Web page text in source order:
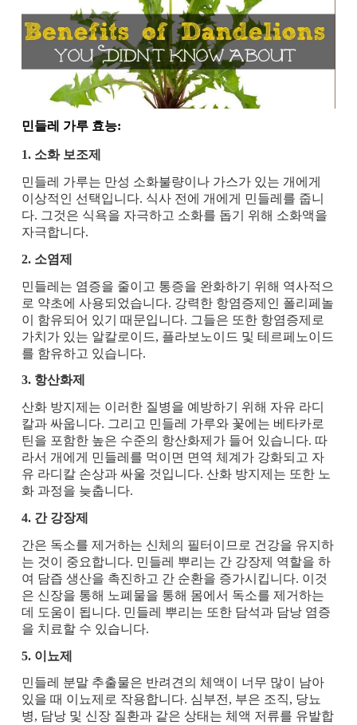
민들레 가루 효능:
1. 소화 보조제
민들레 가루는 만성 소화불량이나 가스가 있는 개에게
이상적인 선택입니다. 식사 전에 개에게 민들레를 줍니
다. 그것은 식욕을 자극하고 소화를 돕기 위해 소화액을
자극합니다.
2. 소염제
민들레는 염증을 줄이고 통증을 완화하기 위해 역사적으
로 약초에 사용되었습니다. 강력한 항염증제인 폴리페놀
이 함유되어 있기 때문입니다. 그들은 또한 항염증제로
가치가 있는 알칼로이드, 플라보노이드 및 테르페노이드
를 함유하고 있습니다.
3. 항산화제
산화 방지제는 이러한 질병을 예방하기 위해 자유 라디
칼과 싸웁니다. 그리고 민들레 가루와 꽃에는 베타카로
틴을 포함한 높은 수준의 항산화제가 들어 있습니다. 따
라서 개에게 민들레를 먹이면 면역 체계가 강화되고 자
유 라디칼 손상과 싸울 것입니다. 산화 방지제는 또한 노
화 과정을 늦춥니다.
4. 간 강장제
간은 독소를 제거하는 신체의 필터이므로 건강을 유지하
는 것이 중요합니다. 민들레 뿌리는 간 강장제 역할을 하
여 담즙 생산을 촉진하고 간 순환을 증가시킵니다. 이것
은 신장을 통해 노폐물을 통해 몸에서 독소를 제거하는
데 도움이 됩니다. 민들레 뿌리는 또한 담석과 담낭 염증
을 치료할 수 있습니다.
5. 이뇨제
민들레 분말 추출물은 반려견의 체액이 너무 많이 남아
있을 때 이뇨제로 작용합니다. 심부전, 부은 조직, 당뇨
병, 담낭 및 신장 질환과 같은 상태는 체액 저류를 유발합